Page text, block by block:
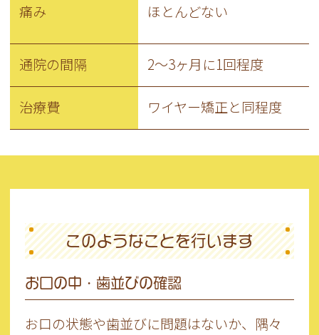
痛み ほとんどない
通院の間隔 2～3ヶ月に1回程度
治療費 ワイヤー矯正と同程度
このようなことを行います
お口の中・歯並びの確認
お口の状態や歯並びに問題はないか、隅々